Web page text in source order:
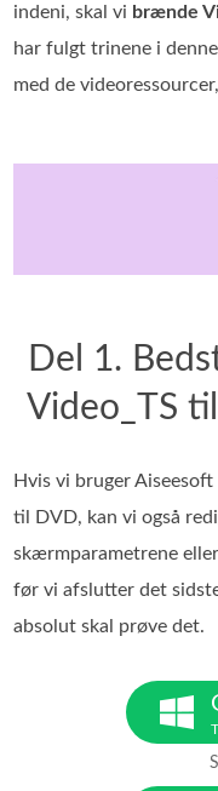
indeni, skal vi brænde
har fulgt trinene i
med de
Del 1.
Video_TS
Hvis vi bruger
til DVD, kan vi også
skærmparametrene
før vi afslutter det
absolut skal prøve det.